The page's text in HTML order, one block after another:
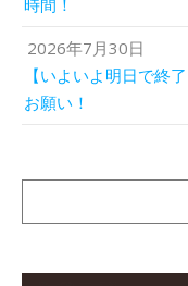
時間！
2026年7月30日
【いよいよ明日で終
お願い！